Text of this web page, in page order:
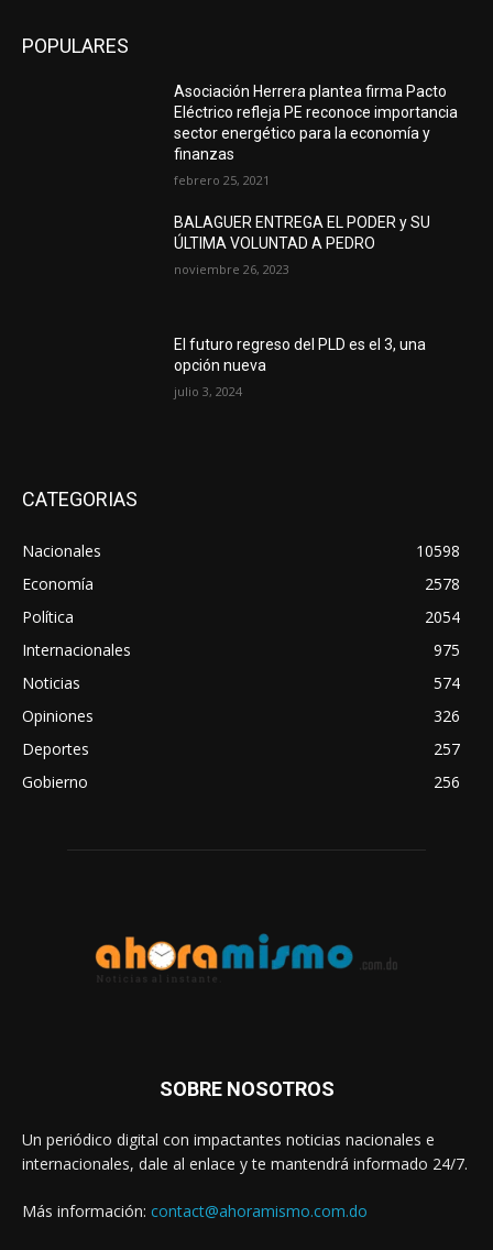
POPULARES
Asociación Herrera plantea firma Pacto
Eléctrico refleja PE reconoce importancia
sector energético para la economía y
finanzas
febrero 25, 2021
BALAGUER ENTREGA EL PODER y SU
ÚLTIMA VOLUNTAD A PEDRO
noviembre 26, 2023
El futuro regreso del PLD es el 3, una
opción nueva
julio 3, 2024
CATEGORIAS
Nacionales
10598
Economía
2578
Política
2054
Internacionales
975
Noticias
574
Opiniones
326
Deportes
257
Gobierno
256
SOBRE NOSOTROS
Un periódico digital con impactantes noticias nacionales e
internacionales, dale al enlace y te mantendrá informado 24/7.
Más información: contact@ahoramismo.com.do